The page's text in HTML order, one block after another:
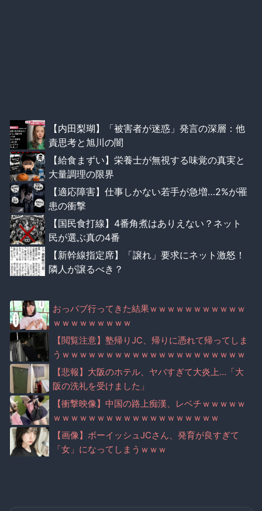
【内田梨瑚】「被害者が迷惑」発言の深層：他
責思考と旭川の闇
【給食まずい】栄養士が無視する味覚の真実と
大量調理の限界
【適応障害】仕事しかない若手が急増…2%が罹
患の衝撃
【国民食打線】4番角煮はありえない？ネット
民が選ぶ真の4番
【新幹線指定席】「譲れ」要求にネット激怒！
隣人が譲るべき？
おっパブ行ってきた結果ｗｗｗｗｗｗｗｗｗｗｗ
ｗｗｗｗｗｗｗｗｗ
【閲覧注意】塾帰りJC、帰りに憑れて帰ってしま
うｗｗｗｗｗｗｗｗｗｗｗｗｗｗｗｗｗｗｗｗｗ
ｗ【悲報】大阪のホテル、ヤバすぎて大炎上…「大
阪の洗礼を受けました」
【衝撃映像】中国の路上痴漢、レベチｗｗｗｗｗ
ｗｗｗｗｗｗｗｗｗｗｗｗｗｗｗｗｗｗｗ
【画像】ボーイッシュJCさん、発育が良すぎて
「女」になってしまうｗｗｗ